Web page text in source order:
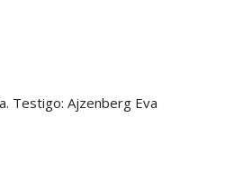
Testigo: Ajzenberg Eva